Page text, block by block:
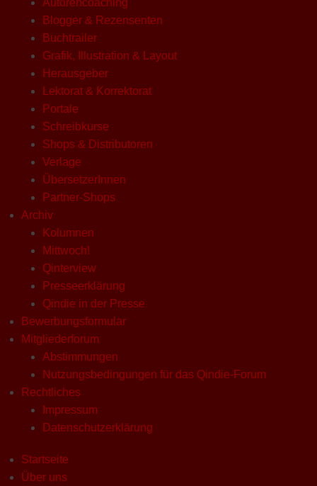
Blogger & Rezensenten
Buchtrailer
Grafik, Illustration & Layout
Herausgeber
Lektorat & Korrektorat
Portale
Schreibkurse
Shops & Distributoren
Verlage
ÜbersetzerInnen
Partner-Shops
Archiv
Kolumnen
Mittwoch!
Qinterview
Presseerklärung
Qindie in der Presse
Bewerbungsformular
Mitgliederforum
Abstimmungen
Nutzungsbedingungen für das Qindie-Forum
Rechtliches
Impressum
Datenschutzerklärung
Startseite
Über uns